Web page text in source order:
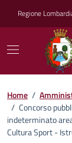
Regione
Dettagli
Home /
/ Concorso
indeterminato
Cultura Sport -